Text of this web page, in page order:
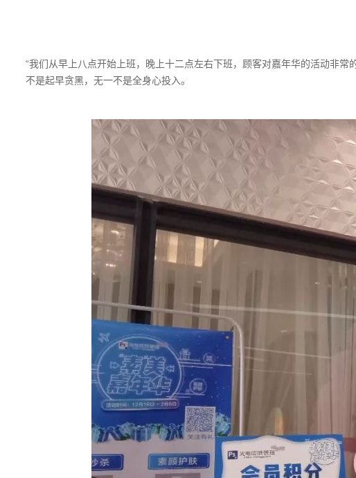
“我们从早上八点开始上班，晚上十二点左右下班，顾客对嘉年华的活动非
不是起早贪黑，无一不是全身心投入。